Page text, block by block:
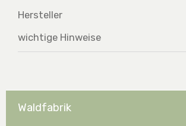
Hersteller
wichtige Hinweise
Waldfabrik